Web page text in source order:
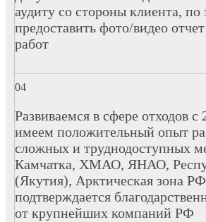
аудиту со стороны клиента,
предоставить фото/видео
работ
Развиваемся в сфере отходов с
имеем положительный опыт
сложных и труднодоступных
Камчатка, ХМАО, ЯНАО,
(Якутия), Арктическая зона
подтверждается
от крупнейших компаний РФ